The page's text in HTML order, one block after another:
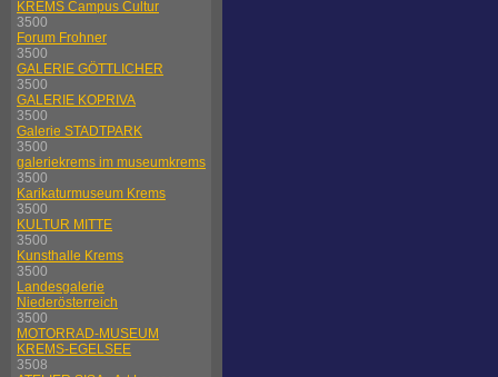
KREMS Campus Cultur
3500
Forum Frohner
3500
GALERIE GÖTTLICHER
3500
GALERIE KOPRIVA
3500
Galerie STADTPARK
3500
galeriekrems im museumkrems
3500
Karikaturmuseum Krems
3500
KULTUR MITTE
3500
Kunsthalle Krems
3500
Landesgalerie
Niederösterreich
3500
MOTORRAD-MUSEUM
KREMS-EGELSEE
3508